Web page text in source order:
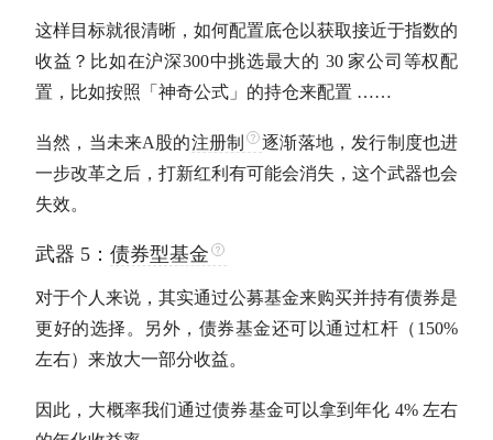
这样目标就很清晰，如何配置底仓以获取接近于指数的
收益？比如在沪深300中挑选最大的 30 家公司等权配
置，比如按照「神奇公式」的持仓来配置 ……
当然，当未来A股的注册制
逐渐落地，发行制度也进
一步改革之后，打新红利有可能会消失，这个武器也会
失效。
武器 5： 债券型基金
对于个人来说，其实通过公募基金来购买并持有债券是
更好的选择。另外， 债券基金还可以通过杠杆（150%
左右）来放大一部分收益。
因此，大概率我们通过债券基金可以拿到年化 4% 左右